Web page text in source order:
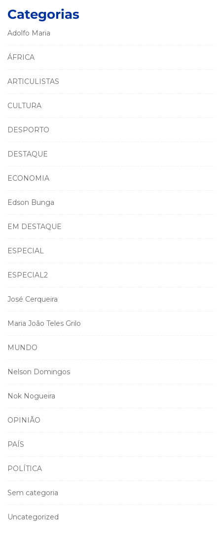
Categorias
Adolfo Maria
ÁFRICA
ARTICULISTAS
CULTURA
DESPORTO
DESTAQUE
ECONOMIA
Edson Bunga
EM DESTAQUE
ESPECIAL
ESPECIAL2
José Cerqueira
Maria João Teles Grilo
MUNDO
Nelson Domingos
Nok Nogueira
OPINIÃO
PAÍS
POLÍTICA
Sem categoria
Uncategorized